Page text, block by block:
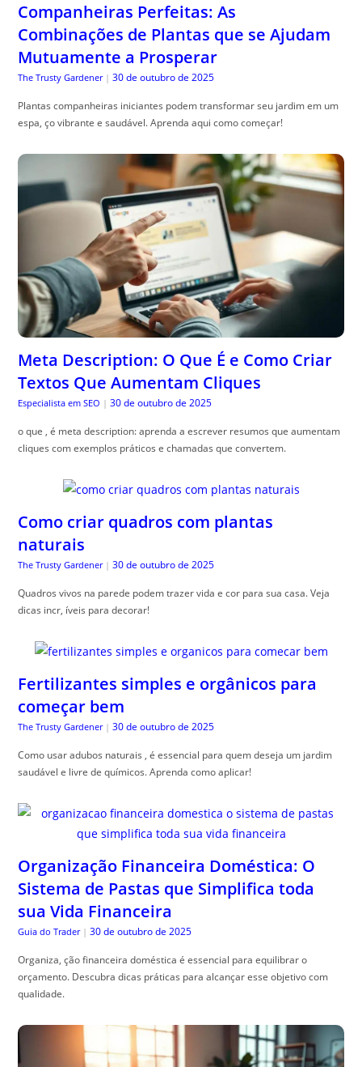
Companheiras Perfeitas: As
Combinações de Plantas que se Ajudam
Mutuamente a Prosperar
The Trusty Gardener | 30 de outubro de 2025
Plantas companheiras iniciantes podem transformar seu jardim em um
espa, ço vibrante e saudável. Aprenda aqui como começar!
Meta Description: O Que É e Como Criar
Textos Que Aumentam Cliques
Especialista em SEO | 30 de outubro de 2025
o que , é meta description: aprenda a escrever resumos que aumentam
cliques com exemplos práticos e chamadas que convertem.
Como criar quadros com plantas
naturais
The Trusty Gardener | 30 de outubro de 2025
Quadros vivos na parede podem trazer vida e cor para sua casa. Veja
dicas incr, íveis para decorar!
Fertilizantes simples e orgânicos para
começar bem
The Trusty Gardener | 30 de outubro de 2025
Como usar adubos naturais , é essencial para quem deseja um jardim
saudável e livre de químicos. Aprenda como aplicar!
Organização Financeira Doméstica: O
Sistema de Pastas que Simplifica toda
sua Vida Financeira
Guia do Trader | 30 de outubro de 2025
Organiza, ção financeira doméstica é essencial para equilibrar o
orçamento. Descubra dicas práticas para alcançar esse objetivo com
qualidade.